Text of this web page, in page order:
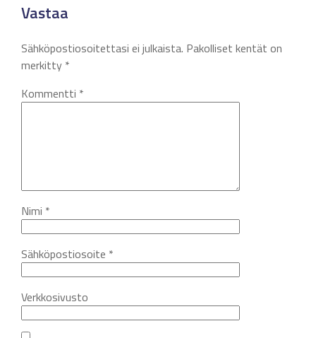
Vastaa
Sähköpostiosoitettasi ei julkaista. Pakolliset kentät on
merkitty *
Kommentti *
Nimi *
Sähköpostiosoite *
Verkkosivusto